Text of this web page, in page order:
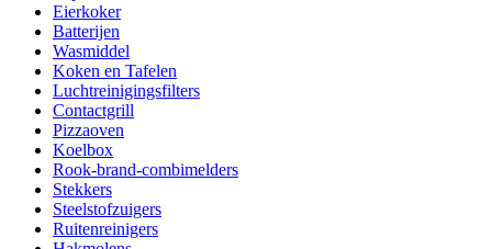
Eierkoker
Batterijen
Wasmiddel
Koken en Tafelen
Luchtreinigingsfilters
Contactgrill
Pizzaoven
Koelbox
Rook-brand-combimelders
Stekkers
Steelstofzuigers
Ruitenreinigers